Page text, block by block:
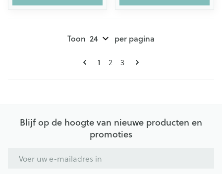
Pagina's
U lees momenteel pagina
1 Pagina
2 Pagina
3
Toon per pagina
Blijf op de hoogte van nieuwe producten en
promoties